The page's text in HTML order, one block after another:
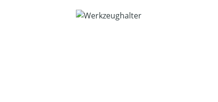
Bildergalerie überspringen